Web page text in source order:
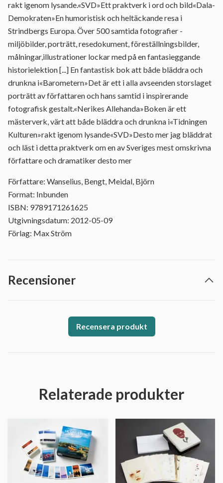
rakt igenom lysande.«SVD»Ett praktverk i ord och bild«Dala-
Demokraten»En humoristisk och heltäckande resa i
Strindbergs Europa. Över 500 samtida fotografier -
miljöbilder, porträtt, resedokument, föreställningsbilder,
målningar,illustrationer lockar med på en fantasieggande
historielektion [...] En fantastisk bok att både bläddra och
drunkna i«Barometern»Det är ett i alla avseenden storslaget
porträtt av författaren och hans samtid i inspirerande
fotografisk gestalt.«Nerikes Allehanda»Boken är ett
mästerverk, värt att både bläddra och drunkna i«Tidningen
Kulturen»rakt igenom lysande«SVD»Desto mer jag bläddrat
och läst i detta praktverk om en av Sveriges mest omskrivna
författare och dramatiker desto mer
Författare: Wanselius, Bengt, Meidal, Björn
Format: Inbunden
ISBN: 9789171261625
Utgivningsdatum: 2012-05-09
Förlag: Max Ström
Recensioner
Recensera produkt
Relaterade produkter